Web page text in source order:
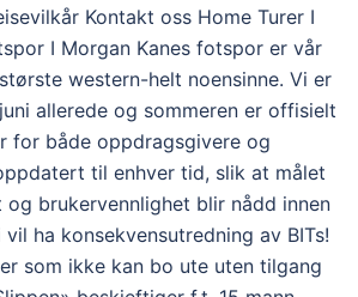
Kontakt oss Home Turer I
I Morgan Kanes fotspor er vår
western-helt noensinne. Vi er
allerede og sommeren er offisielt
for både oppdragsgivere og
til enhver tid, slik at målet
brukervennlighet blir nådd innen
ha konsekvensutredning av BITs!
som ikke kan bo ute uten tilgang